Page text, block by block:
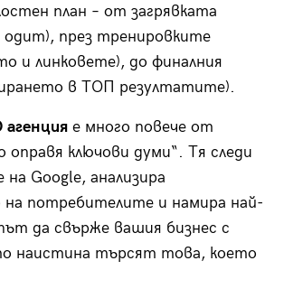
план – от загрявката
одит), през тренировките
и линковете), до финалния
в ТОП резултатите).
агенцияе много повече от
оправя ключови думи“. Тя следи
Google, анализира
на потребителите и намира най-
да свърже вашия бизнес с
наистина търсят това, което